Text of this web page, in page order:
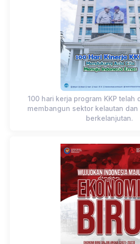
100 hari kerja program KKP telah
membangun sektor kelautan dan
berkelanjutan.